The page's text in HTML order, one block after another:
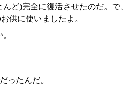
ど)完全に復活させたのだ。
供に使いましたよ。
ったんだ。